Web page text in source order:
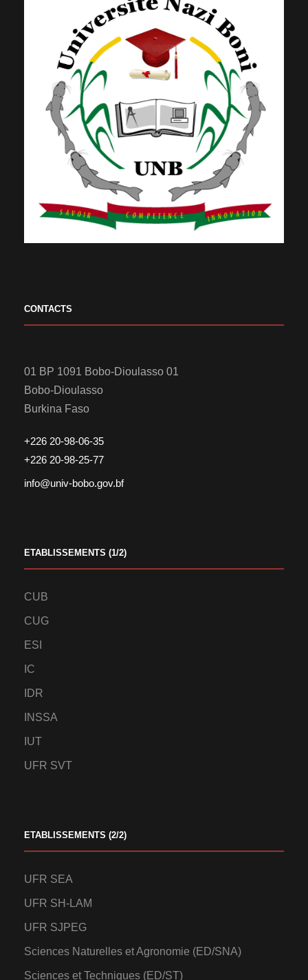
CONTACTS
01 BP 1091 Bobo-Dioulasso 01
Bobo-Dioulasso
Burkina Faso
+226 20-98-06-35
+226 20-98-25-77
info@univ-bobo.gov.bf
ETABLISSEMENTS (1/2)
CUB
CUG
ESI
IC
IDR
INSSA
IUT
UFR SVT
ETABLISSEMENTS (2/2)
UFR SEA
UFR SH-LAM
UFR SJPEG
Sciences Naturelles et Agronomie (ED/SNA)
Sciences et Techniques (ED/ST)